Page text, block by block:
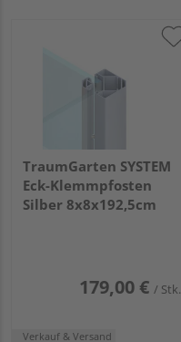
TraumGarten SYSTEM
Eck-Klemmpfosten
Silber 8x8x192,5cm
179,00 € / Stk.
Verkauf & Versand